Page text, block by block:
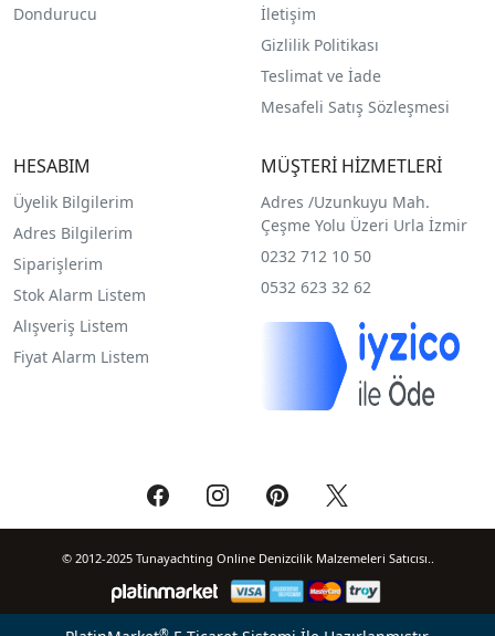
Dondurucu
İletişim
Gizlilik Politikası
Teslimat ve İade
Mesafeli Satış Sözleşmesi
HESABIM
Üyelik Bilgilerim
Adres Bilgilerim
Siparişlerim
Stok Alarm Listem
Alışveriş Listem
Fiyat Alarm Listem
MÜŞTERİ HİZMETLERİ
Adres /Uzunkuyu Mah.
Çeşme Yolu Üzeri Urla İzmir
0232 712 10 50
0532 623 32 62
© 2012-2025 Tunayachting Online Denizcilik Malzemeleri Satıcısı..
®